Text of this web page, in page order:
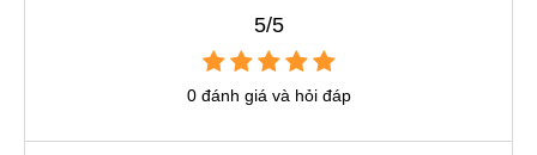
5/5
0 đánh giá và hỏi đáp